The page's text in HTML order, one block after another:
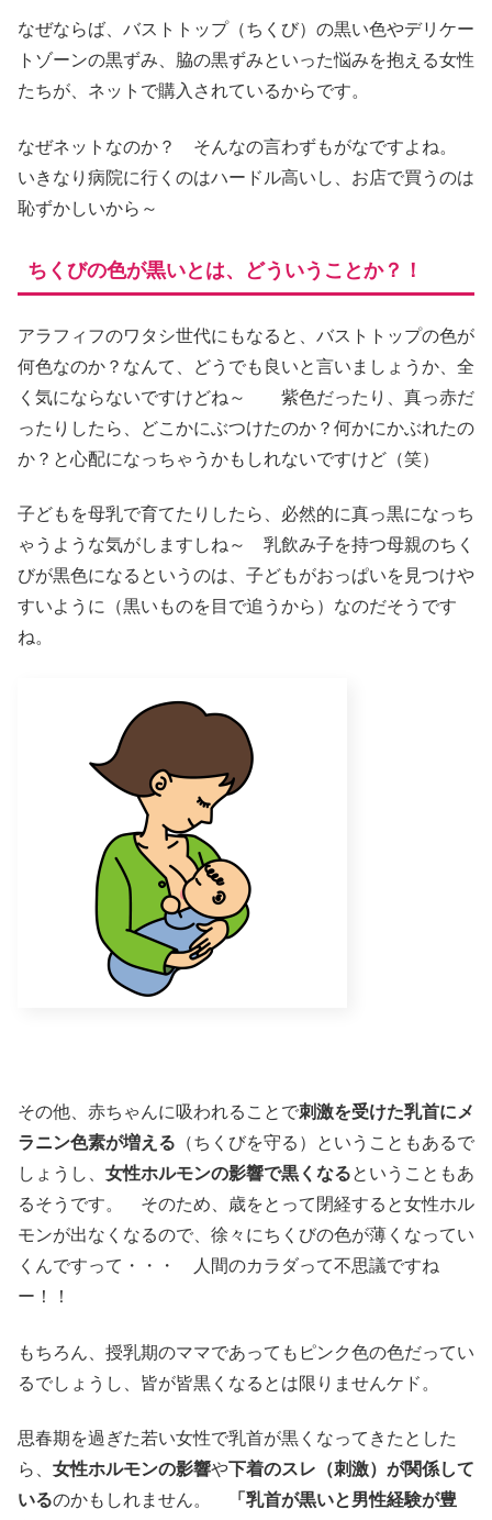
なぜならば、バストトップ（ちくび）の黒い色やデリケー
トゾーンの黒ずみ、脇の黒ずみといった悩みを抱える女性
たちが、ネットで購入されているからです。
なぜネットなのか？ そんなの言わずもがなですよね。
いきなり病院に行くのはハードル高いし、お店で買うのは
恥ずかしいから～
ちくびの色が黒いとは、どういうことか？！
アラフィフのワタシ世代にもなると、バストトップの色が
何色なのか？なんて、どうでも良いと言いましょうか、全
く気にならないですけどね～ 紫色だったり、真っ赤だ
ったりしたら、どこかにぶつけたのか？何かにかぶれたの
か？と心配になっちゃうかもしれないですけど（笑）
子どもを母乳で育てたりしたら、必然的に真っ黒になっち
ゃうような気がしますしね～ 乳飲み子を持つ母親のちく
びが黒色になるというのは、子どもがおっぱいを見つけや
すいように（黒いものを目で追うから）なのだそうです
ね。
その他、赤ちゃんに吸われることで刺激を受けた乳首にメ
ラニン色素が増える （ちくびを守る）ということもあるで
しょうし、 女性ホルモンの影響で黒くなるということもあ
るそうです。 そのため、歳をとって閉経すると女性ホル
モンが出なくなるので、徐々にちくびの色が薄くなってい
くんですって・・・ 人間のカラダって不思議ですね
ー！！
もちろん、授乳期のママであってもピンク色の色だってい
るでしょうし、皆が皆黒くなるとは限りませんケド。
思春期を過ぎた若い女性で乳首が黒くなってきたとした
ら、 女性ホルモンの影響や下着のスレ（刺激）が関係して
いるのかもしれません。
「乳首が黒いと男性経験が豊